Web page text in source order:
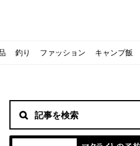
釣り ファッション キャンプ飯